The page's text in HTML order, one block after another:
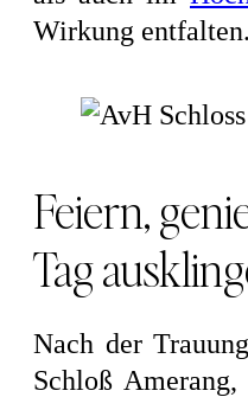
Wirkung entfalten.
Feiern,
Tag
Nach der
Schloß